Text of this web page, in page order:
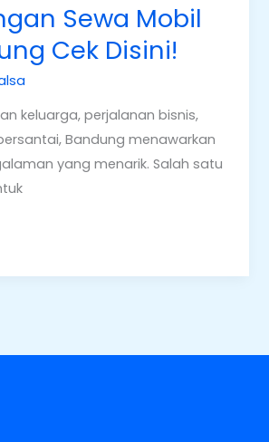
Sewa Mobil
Cek Disini!
keluarga, perjalanan bisnis,
Bandung menawarkan
yang menarik. Salah satu